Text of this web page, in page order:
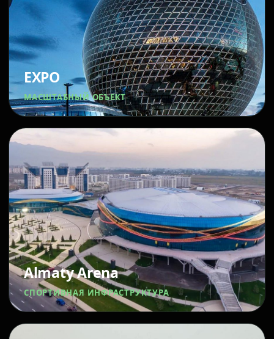
EXPO
МАСШТАБНЫЙ ОБЪЕКТ
Almaty Arena
СПОРТИВНАЯ ИНФРАСТРУКТУРА